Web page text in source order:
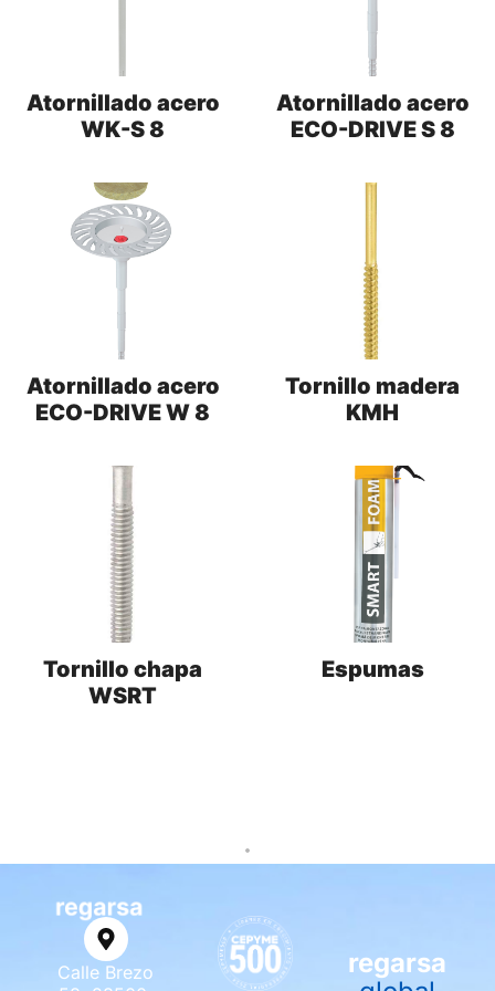
Atornillado acero
WK-S 8
Atornillado acero
ECO-DRIVE S 8
Atornillado acero
ECO-DRIVE W 8
Tornillo madera
KMH
Tornillo chapa
WSRT
Espumas
Calle Brezo
regarsa